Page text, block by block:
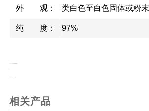
外 观： 类白色至白色固体或粉末
纯 度： 97%
相关产品